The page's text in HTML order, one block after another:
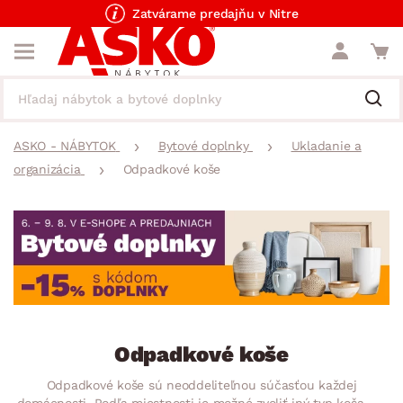
Zatvárame predajňu v Nitre
ASKO - NÁBYTOK Bytové doplnky
Ukladanie a
organizácia
Odpadkové koše
Odpadkové koše
Odpadkové koše sú neoddeliteľnou súčasťou každej